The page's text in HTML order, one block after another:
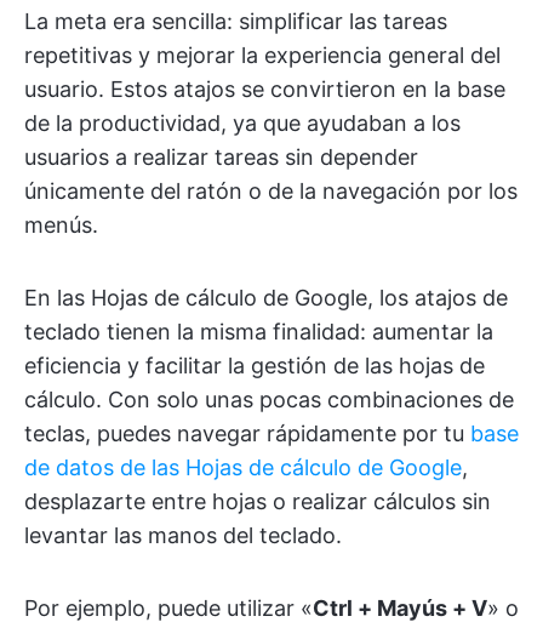
La meta era sencilla: simplificar las tareas
repetitivas y mejorar la experiencia general del
usuario. Estos atajos se convirtieron en la base
de la productividad, ya que ayudaban a los
usuarios a realizar tareas sin depender
únicamente del ratón o de la navegación por los
menús.
En las Hojas de cálculo de Google, los atajos de
teclado tienen la misma finalidad: aumentar la
eficiencia y facilitar la gestión de las hojas de
cálculo. Con solo unas pocas combinaciones de
teclas, puedes navegar rápidamente por tu base
de datos de las Hojas de cálculo de Google,
desplazarte entre hojas o realizar cálculos sin
levantar las manos del teclado.
Por ejemplo, puede utilizar «Ctrl + Mayús + V» o